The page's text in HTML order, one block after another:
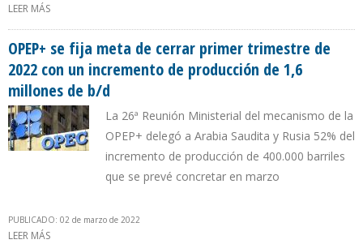
LEER MÁS
OPEP+ se fija meta de cerrar primer trimestre de
2022 con un incremento de producción de 1,6
millones de b/d
La 26ª Reunión Ministerial del mecanismo de la
OPEP+ delegó a Arabia Saudita y Rusia 52% del
incremento de producción de 400.000 barriles
que se prevé concretar en marzo
PUBLICADO: 02 de marzo de 2022
LEER MÁS